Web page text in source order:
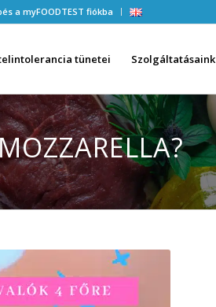
a myFOODTEST fiókba
tünetei Szolgáltatásaink